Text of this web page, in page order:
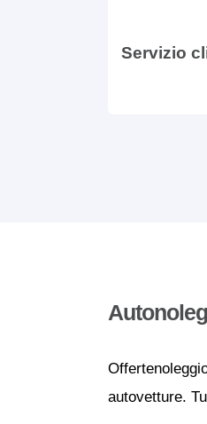
Servizio
autovetture.